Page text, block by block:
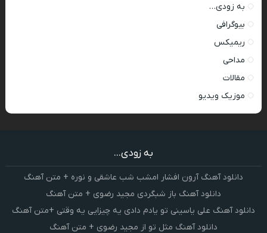
به زودی…
بیوگرافی
ریمیکس
مداحی
مقالات
موزیک ویدیو
به زودی...
دانلود آهنگ آرون افشار امشب شب عاشقی و نوره + متن آهنگ
دانلود آهنگ باز شبگردی مجید رضوی + متن آهنگ
دانلود آهنگ علی یاسینی تو یادم دادی یه چیزایی یه وقتی +متن آهنگ
دانلود آهنگ مثل تو از مجید رضوی + متن آهنگ